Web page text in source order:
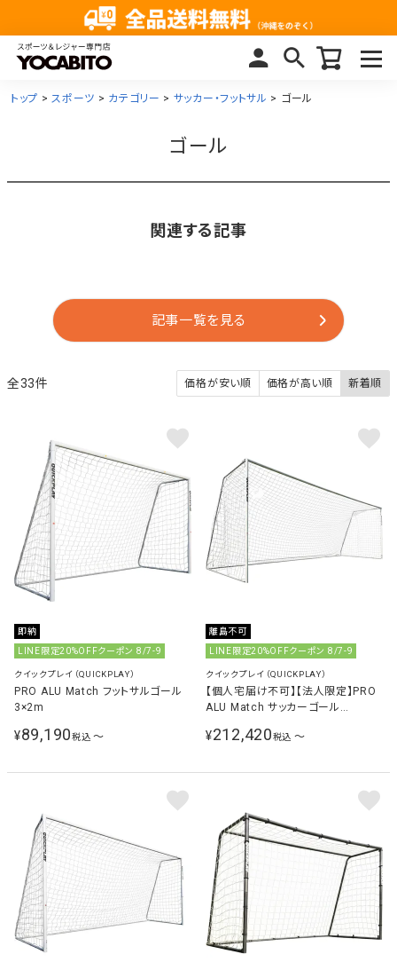
トップ スポーツ カテゴリー サッカー・フットサル ゴール
ゴール
関連する記事
記事一覧を見る
価格が安い順 価格が高い順 新着順
33
即納
LINE限定20%OFFクーポン 8/7-9
クイックプレイ（QUICKPLAY）
PRO ALU Match フットサルゴール
3×2m
¥89,190税込 〜
離島不可
LINE限定20%OFFクーポン 8/7-9
クイックプレイ（QUICKPLAY）
【個人宅届け不可】【法人限定】PRO
ALU Match サッカーゴール
¥212,420税込 〜